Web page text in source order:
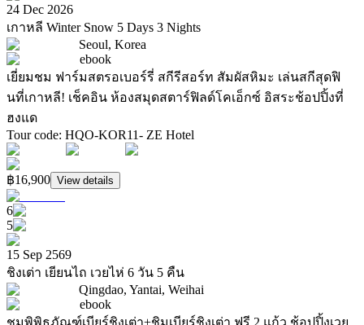
24 Dec 2026
เกาหลี Winter Snow 5 Days 3 Nights
Seoul, Korea
ebook
เยี่ยมชม ฟาร์มสตรอเบอร์รี่ สกีรีสอร์ท สัมผัสหิมะ เล่นสกีสุดฟิ
นที่เกาหลี! เช็คอิน ห้องสมุดสตาร์ฟิลด์โคเอ็กซ์ อิสระช้อปปิ้งที่
ฮงแด
Tour code: HQO-KOR11- ZE Hotel
฿16,900 View details
6
5
15 Sep 2569
ชิงเต่า เยียนไถ เวยไห่ 6 วัน 5 คืน
Qingdao, Yantai, Weihai
ebook
ชมพิพิธภัณฑ์เบียร์ชิงเต่า+ชิมเบียร์ชิงเต่า ฟรี 2 แก้ว ช้อปปิ้งเวย